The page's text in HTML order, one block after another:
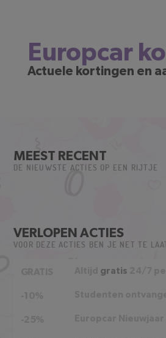
Europcar
Actuele kortingen en
MEEST RECENT
DE NIEUWSTE ACTIES OP EEN RIJTJE
VERLOPEN ACTIES
VOOR DEZE ACTIES BEN JE NET TE
gratis